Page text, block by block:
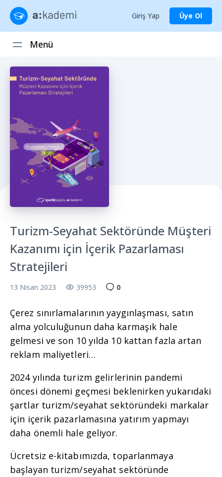
Giriş Yap Üye Ol
Menü
Turizm-Seyahat Sektöründe Müşteri
Kazanımı için İçerik Pazarlaması
Stratejileri
13 Nisan 2023 39953 0
Çerez sınırlamalarının yaygınlaşması, satın
alma yolculuğunun daha karmaşık hale
gelmesi ve son 10 yılda 10 kattan fazla artan
reklam maliyetleri…
2024 yılında turizm gelirlerinin pandemi
öncesi dönemi geçmesi beklenirken yukarıdaki
şartlar turizm/seyahat sektöründeki markalar
için içerik pazarlamasına yatırım yapmayı
daha önemli hale geliyor.
Ücretsiz e-kitabımızda, toparlanmaya
başlayan turizm/seyahat sektöründe